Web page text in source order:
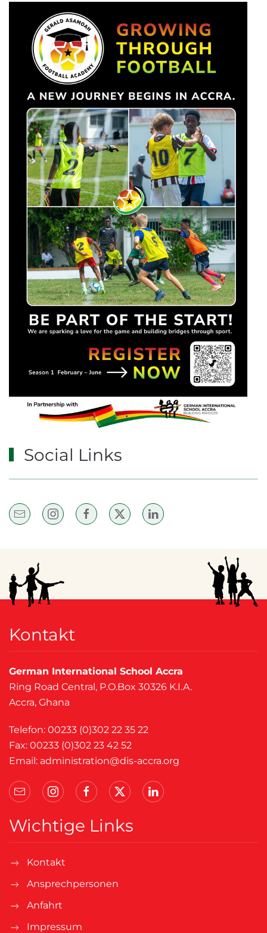
Social Links
Kontakt
German International School Accra
Ring Road Central, P.O.Box 30326 K.I.A.
Accra, Ghana
Telefon: 00233 (0)302 22 35 22
Fax: 00233 (0)302 23 42 52
Email: administration@dis-accra.org
Wichtige Links
Kontakt
Ansprechpersonen
Anfahrt
Impressum